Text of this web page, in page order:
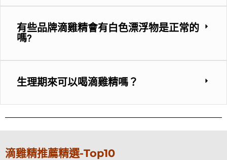
有些品牌滴雞精會有白色漂浮物是正常的
嗎?
生理期來可以喝滴雞精嗎？
滴雞精推薦精選-Top10